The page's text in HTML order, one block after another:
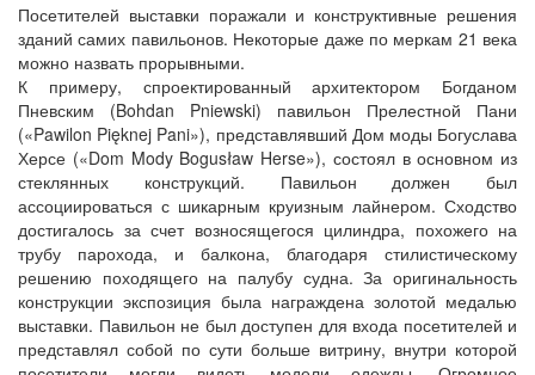
Посетителей выставки поражали и конструктивные решения
зданий самих павильонов. Некоторые даже по меркам 21 века
можно назвать прорывными.
К примеру, спроектированный архитектором Богданом
Пневским (Bohdan Pniewski) павильон Прелестной Пани
(«Pawilon Pięknej Pani»), представлявший Дом моды Богуслава
Херсе («Dom Mody Bogusław Herse»), состоял в основном из
стеклянных конструкций. Павильон должен был
ассоциироваться с шикарным круизным лайнером. Сходство
достигалось за счет возносящегося цилиндра, похожего на
трубу парохода, и балкона, благодаря стилистическому
решению походящего на палубу судна. За оригинальность
конструкции экспозиция была награждена золотой медалью
выставки. Павильон не был доступен для входа посетителей и
представлял собой по сути больше витрину, внутри которой